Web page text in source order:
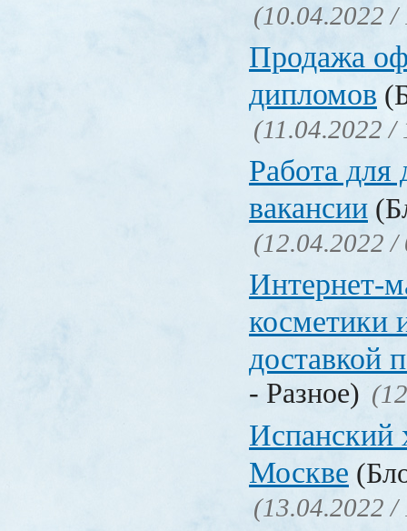
(10.04.2022 /
Продажа
дипломов
(11.04.2022 /
Работа для
вакансии
(12.04.2022 /
Интернет-
косметики
доставкой
- Разное)
Испанский
Москве
(13.04.2022 /